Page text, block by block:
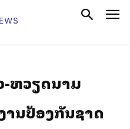
-ຫວຽດນາມ
ານປ້ອງກັນຊາດ